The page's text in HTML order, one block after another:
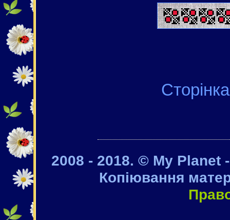
2008 - 2018. © My Planet
Копіювання